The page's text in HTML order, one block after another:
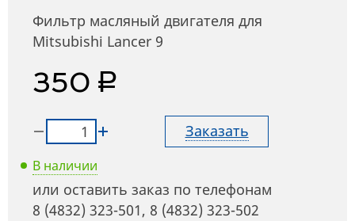
Фильтр масляный двигателя для
Mitsubishi Lancer 9
350 руб.
Заказать
В наличии
или оставить заказ по телефонам
8 (4832) 323-501, 8 (4832) 323-502